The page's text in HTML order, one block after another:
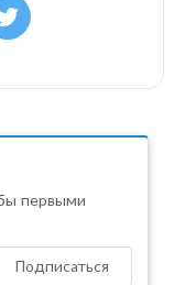
первыми
Подписаться